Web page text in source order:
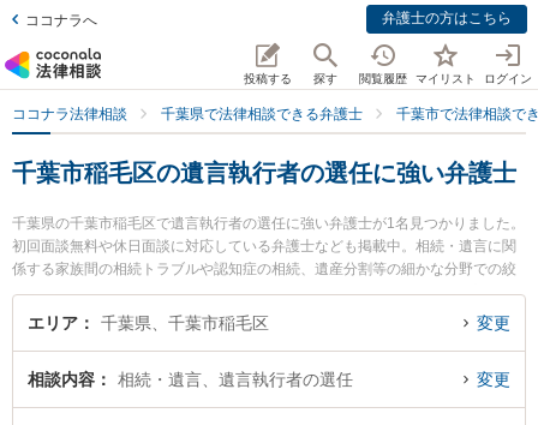
ココナラへ 弁護士の方はこちら
投稿する 探す 閲覧履歴 マイリスト ログイン
ココナラ法律相談 千葉県で法律相談できる弁護士 千葉市で法律相談で
千葉市稲毛区の遺言執行者の選任に強い弁護士
千葉県の千葉市稲毛区で遺言執行者の選任に強い弁護士が1名見つかりました。
初回面談無料や休日面談に対応している弁護士なども掲載中。相続・遺言に関
係する家族間の相続トラブルや認知症の相続、遺産分割等の細かな分野での絞
り込み検索もでき便利です。特に藤尾法律事務所の藤尾 修太弁護士のプロフィ
ール情報や弁護士費用、強みなどが注目されています。『千葉市稲毛区で土日
い』『初回相談無料で遺言執行者の選任を法律相談できる千葉市稲毛区内の弁
護士に相談予約したい』などでお困りの相談者さんにおすすめです。
エリア 千葉県、千葉市稲毛区 変更
相談内容 相続・遺言、遺言執行者の選任 変更